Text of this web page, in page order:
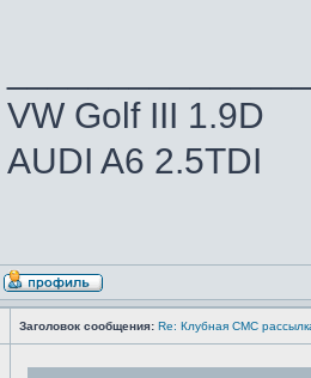
VW Golf III 1.9D
AUDI A6 2.5TDI
Заголовок сообщения: Re: Клубная СМС